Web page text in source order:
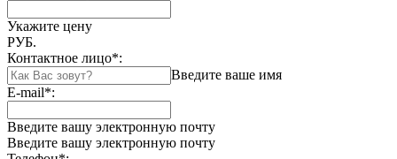
Укажите цену
РУБ.
Контактное лицо*:
Введите ваше имя
E-mail*:
Введите вашу электронную почту
Введите вашу электронную почту